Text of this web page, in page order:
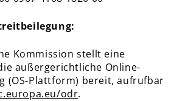
Kommission stellt eine
außergerichtliche Online-
(OS-Plattform) bereit, aufrufbar
odr.